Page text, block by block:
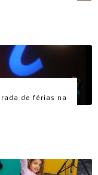
de férias na